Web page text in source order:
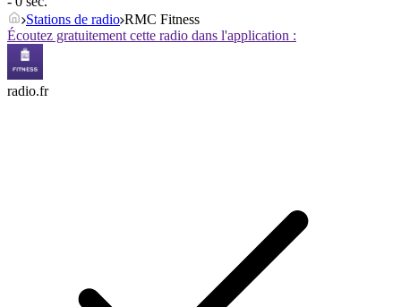
Stations de radio RMC Fitness
Écoutez gratuitement cette radio dans l'application :
radio.fr